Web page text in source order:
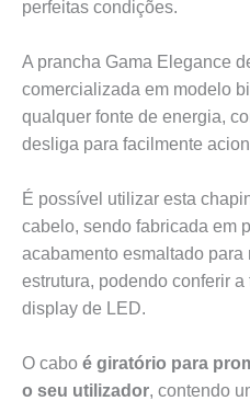
perfeitas condições.
A prancha Gama Elegance
comercializada em modelo
qualquer fonte de energia,
desliga para facilmente
É possível utilizar esta
cabelo, sendo fabricada em
acabamento esmaltado
estrutura, podendo conferir
display de LED.
O cabo é giratório para
o seu utilizador, contendo